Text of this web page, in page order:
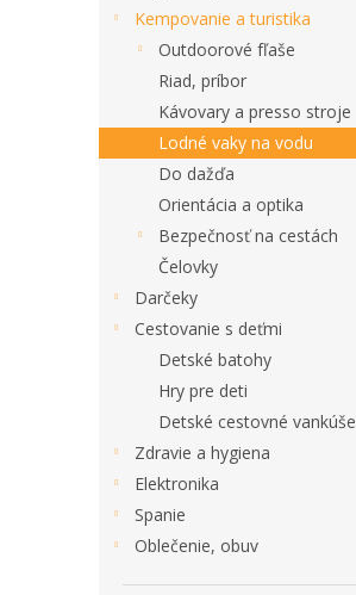
Kempovanie a turistika
Outdoorové fľaše
Riad, príbor
Kávovary a presso stroje
Lodné vaky na vodu
Do dažďa
Orientácia a optika
Bezpečnosť na cestách
Čelovky
Darčeky
Cestovanie s deťmi
Detské batohy
Hry pre deti
Detské cestovné vankúše
Zdravie a hygiena
Elektronika
Spanie
Oblečenie, obuv